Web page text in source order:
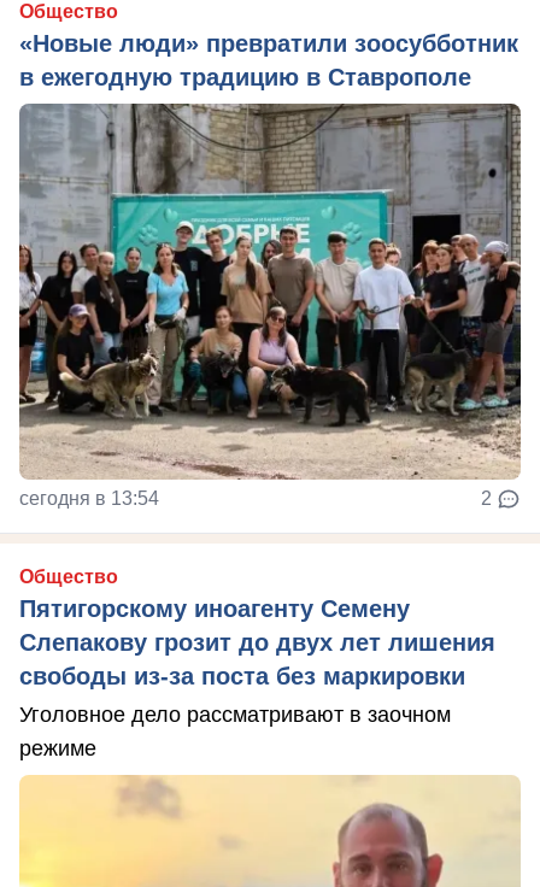
Общество
«Новые люди» превратили зоосубботник
в ежегодную традицию в Ставрополе
сегодня в 13:54 2
Общество
Пятигорскому иноагенту Семену
Слепакову грозит до двух лет лишения
свободы из-за поста без маркировки
Уголовное дело рассматривают в заочном
режиме